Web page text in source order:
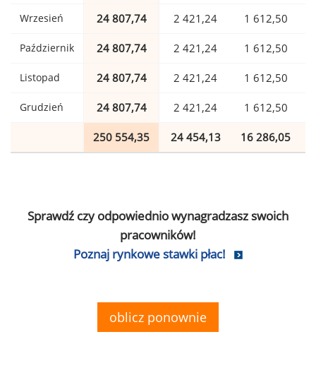
Wrzesień 24 807,74 2 421,24 1 612,50
Październik 24 807,74 2 421,24 1 612,50
Listopad 24 807,74 2 421,24 1 612,50
Grudzień 24 807,74 2 421,24 1 612,50
250 554,35 24 454,13 16 286,05
Sprawdź czy odpowiednio wynagradzasz swoich
pracowników!
Poznaj rynkowe stawki płac!
oblicz ponownie